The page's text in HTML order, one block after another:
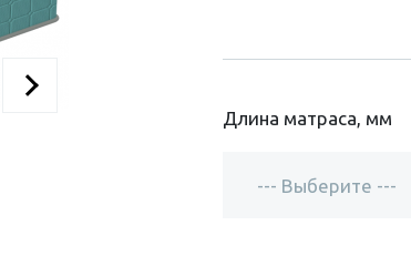
Длина матраса, мм